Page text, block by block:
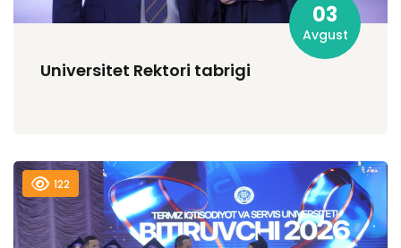
03
Avgust
Universitet Rektori tabrigi
122